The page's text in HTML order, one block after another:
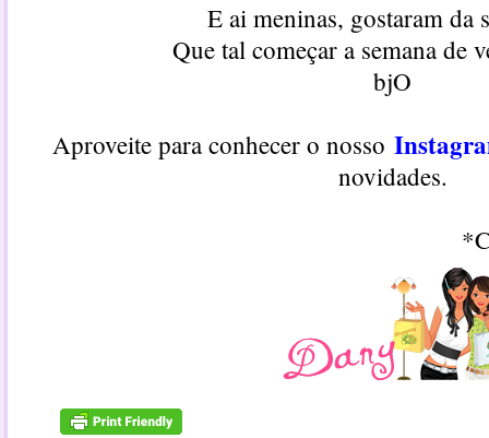
E ai meninas, gostaram da
Que tal começar a semana de
bjO
Aproveite para conhecer o nosso
novidades.